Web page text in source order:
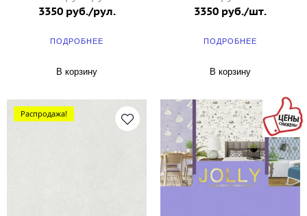
3350 руб./рул.
ПОДРОБНЕЕ
В корзину
3350 руб./шт.
ПОДРОБНЕЕ
В корзину
Распродажа!